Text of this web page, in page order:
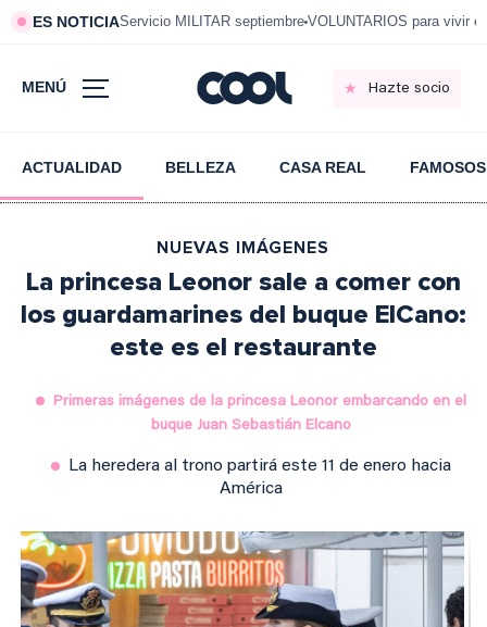
ES NOTICIAServicio MILITAR septiembre VOLUNTARIOS para vivir
MENÚ Hazte socio
ACTUALIDAD BELLEZA CASA REAL FAMOSOS
NUEVAS IMÁGENES
La princesa Leonor sale a comer con
los guardamarines del buque ElCano:
este es el restaurante
Primeras imágenes de la princesa Leonor embarcando en el
buque Juan Sebastián Elcano
La heredera al trono partirá este 11 de enero hacia
América